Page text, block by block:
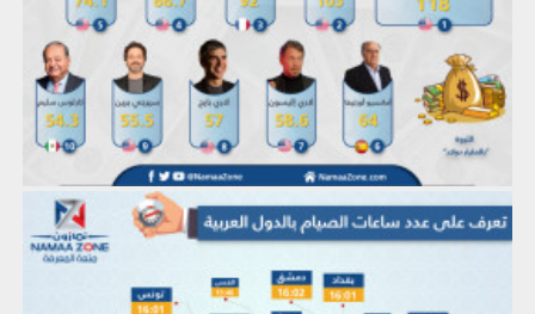
إنفوجرافيك: تعرف على عدد ساعات الصيام بالدول العربية